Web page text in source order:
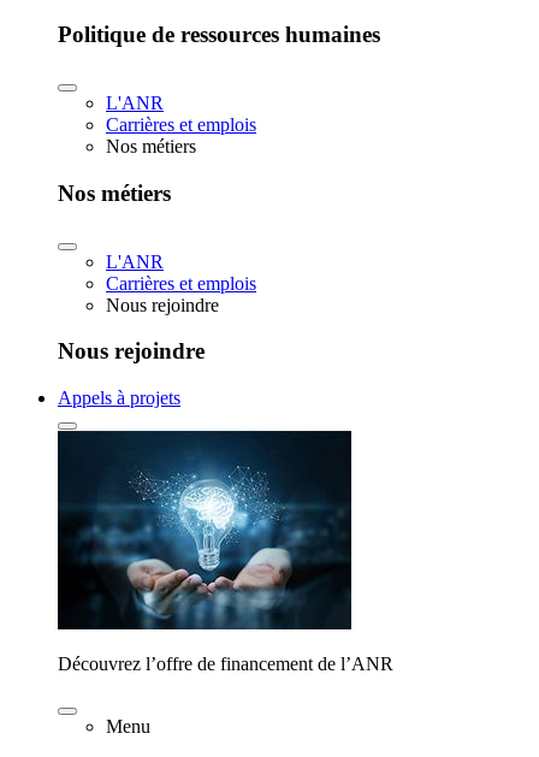
Politique de ressources humaines
L'ANR
Carrières et emplois
Nos métiers
Nos métiers
L'ANR
Carrières et emplois
Nous rejoindre
Nous rejoindre
Appels à projets
Découvrez l’offre de financement de l’ANR
Menu